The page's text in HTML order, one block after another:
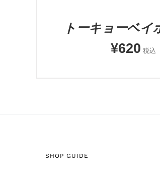
トーキョーベイ
¥620 税込
SHOP GUIDE